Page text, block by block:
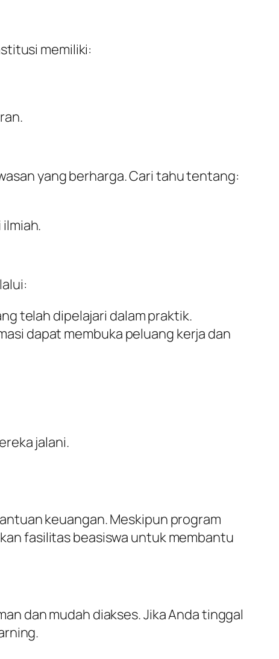
memiliki:
yang berharga. Cari tahu tentang:
telah dipelajari dalam praktik.
dapat membuka peluang kerja dan
jalani.
keuangan. Meskipun program
fasilitas beasiswa untuk membantu
dan mudah diakses. Jika Anda tinggal